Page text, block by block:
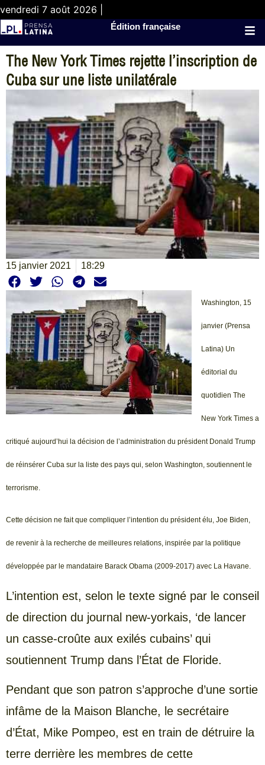
vendredi 7 août 2026 |
Édition française
The New York Times rejette l’inscription de
Cuba sur une liste unilatérale
15 janvier 2021 18:29
Washington, 15
janvier (Prensa
Latina) Un
éditorial du
quotidien The
New York Times a
critiqué aujourd’hui la décision de l’administration du président Donald Trump
de réinsérer Cuba sur la liste des pays qui, selon Washington, soutiennent le
terrorisme.
Cette décision ne fait que compliquer l’intention du président élu, Joe Biden,
de revenir à la recherche de meilleures relations, inspirée par la politique
développée par le mandataire Barack Obama (2009-2017) avec La Havane.
L’intention est, selon le texte signé par le conseil
de direction du journal new-yorkais, ‘de lancer
un casse-croûte aux exilés cubains’ qui
soutiennent Trump dans l’État de Floride.
Pendant que son patron s’approche d’une sortie
infâme de la Maison Blanche, le secrétaire
d’État, Mike Pompeo, est en train de détruire la
terre derrière les membres de cette